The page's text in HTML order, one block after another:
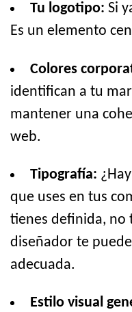
Tu logotipo: Si
Es un elemento
Colores
identifican a tu
mantener una
web.
Tipografía:
que uses en tus
tienes definida, no
diseñador te
adecuada.
Estilo visual